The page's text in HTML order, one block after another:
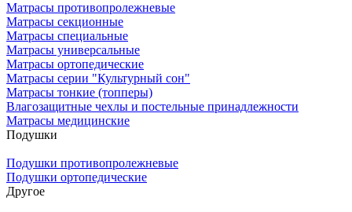
Матрасы противопролежневые
Матрасы секционные
Матрасы специальные
Матрасы универсальные
Матрасы ортопедические
Матрасы серии "Культурный сон"
Матрасы тонкие (топперы)
Влагозащитные чехлы и постельные принадлежности
Матрасы медицинские
Подушки
Подушки противопролежневые
Подушки ортопедические
Другое